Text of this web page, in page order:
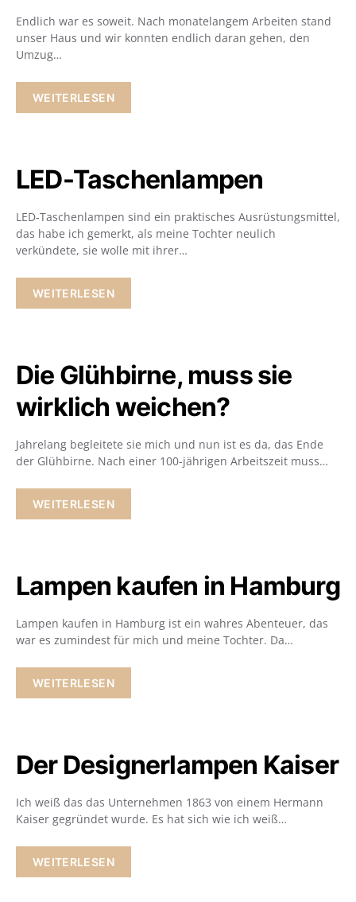
Endlich war es soweit. Nach monatelangem Arbeiten stand
unser Haus und wir konnten endlich daran gehen, den
Umzug…
WEITERLESEN
LED-Taschenlampen
LED-Taschenlampen sind ein praktisches Ausrüstungsmittel,
das habe ich gemerkt, als meine Tochter neulich
verkündete, sie wolle mit ihrer…
WEITERLESEN
Die Glühbirne, muss sie
wirklich weichen?
Jahrelang begleitete sie mich und nun ist es da, das Ende
der Glühbirne. Nach einer 100-jährigen Arbeitszeit muss…
WEITERLESEN
Lampen kaufen in Hamburg
Lampen kaufen in Hamburg ist ein wahres Abenteuer, das
war es zumindest für mich und meine Tochter. Da…
WEITERLESEN
Der Designerlampen Kaiser
Ich weiß das das Unternehmen 1863 von einem Hermann
Kaiser gegründet wurde. Es hat sich wie ich weiß…
WEITERLESEN